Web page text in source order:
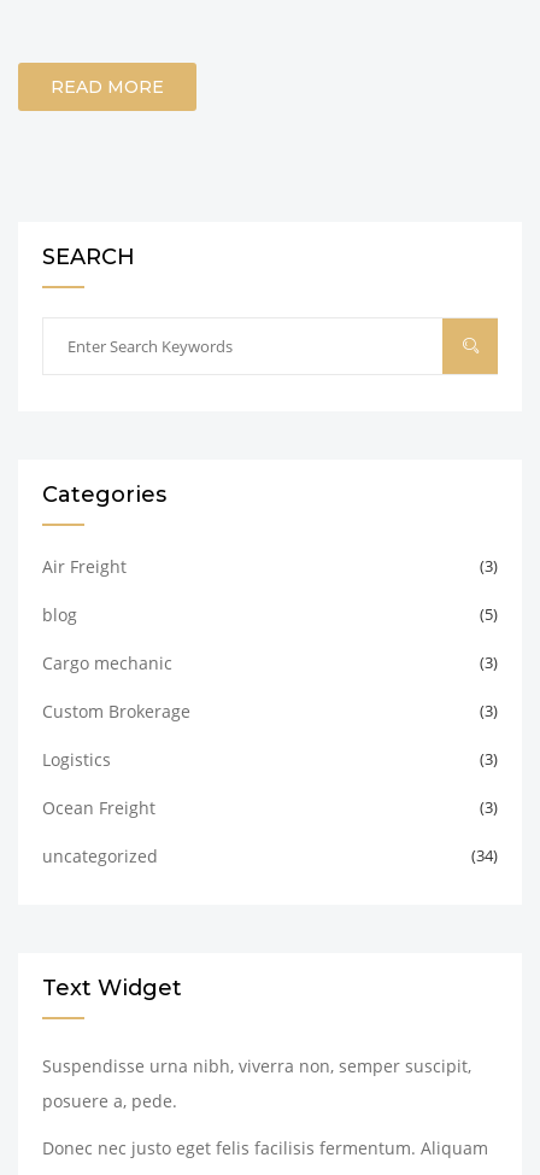
READ MORE
SEARCH
Categories
Air Freight (3)
blog (5)
Cargo mechanic (3)
Custom Brokerage (3)
Logistics (3)
Ocean Freight (3)
uncategorized (34)
Text Widget
Suspendisse urna nibh, viverra non, semper suscipit,
posuere a, pede.
Donec nec justo eget felis facilisis fermentum. Aliquam